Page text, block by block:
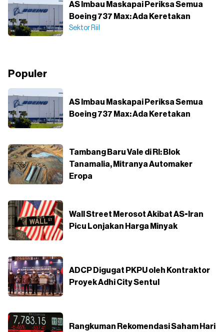
AS Imbau Maskapai Periksa Semua
Boeing 737 Max: Ada Keretakan
Sektor Riil
Populer
AS Imbau Maskapai Periksa Semua
Boeing 737 Max: Ada Keretakan
Tambang Baru Vale di RI: Blok
Tanamalia, Mitranya Automaker
Eropa
Wall Street Merosot Akibat AS-Iran
Picu Lonjakan Harga Minyak
ADCP Digugat PKPU oleh Kontraktor
Proyek Adhi City Sentul
Rangkuman Rekomendasi Saham Hari